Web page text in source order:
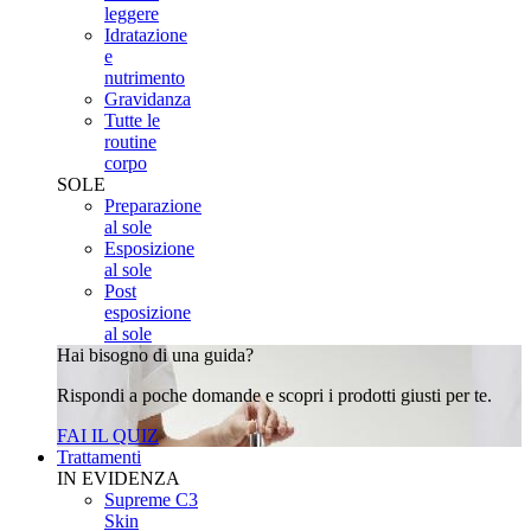
leggere
Idratazione
e
nutrimento
Gravidanza
Tutte le
routine
corpo
SOLE
Preparazione
al sole
Esposizione
al sole
Post
esposizione
al sole
Hai bisogno di una guida?
Rispondi a poche domande e scopri i prodotti giusti per te.
FAI IL QUIZ
Trattamenti
IN EVIDENZA
Supreme C3
Skin